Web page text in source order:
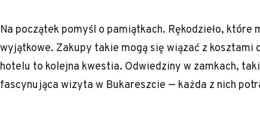
Na początek pomyśl o pamiątkach. Rękodzieło,
wyjątkowe. Zakupy takie mogą się wiązać z kosztami
hotelu to kolejna kwestia. Odwiedziny w zamkach,
fascynująca wizyta w Bukareszcie — każda z nich